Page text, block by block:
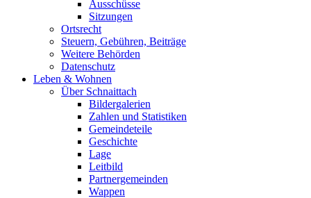
Ausschüsse
Sitzungen
Ortsrecht
Steuern, Gebühren, Beiträge
Weitere Behörden
Datenschutz
Leben & Wohnen
Über Schnaittach
Bildergalerien
Zahlen und Statistiken
Gemeindeteile
Geschichte
Lage
Leitbild
Partnergemeinden
Wappen